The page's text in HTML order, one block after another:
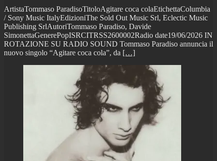
ArtistaTommaso ParadisoTitoloAgitare coca colaEtichettaColumbia
/ Sony Music ItalyEdizioniThe Sold Out Music Srl, Eclectic Music
Publishing SrlAutoriTommaso Paradiso, Davide
SimonettaGenerePopISRCITRSS2600002Radio date19/06/2026 IN
ROTAZIONE SU RADIO SOUND Tommaso Paradiso annuncia il
nuovo singolo “Agitare coca cola”, da […]